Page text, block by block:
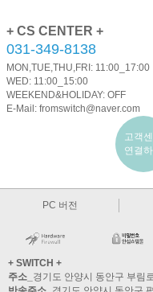
+ CS CENTER +
031-349-8138
MON,TUE,THU,FRI: 11:00_17:00
WED: 11:00_15:00
WEEKEND&HOLIDAY: OFF
E-Mail: fromswitch@naver.com
고객
연결
PC 버전
+ SWITCH +
주소_ 경기도 안양시 동안구 부림